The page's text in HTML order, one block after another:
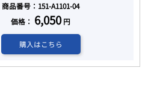
商品番号：151-A1101-04
価格： 6,050円
購入はこちら